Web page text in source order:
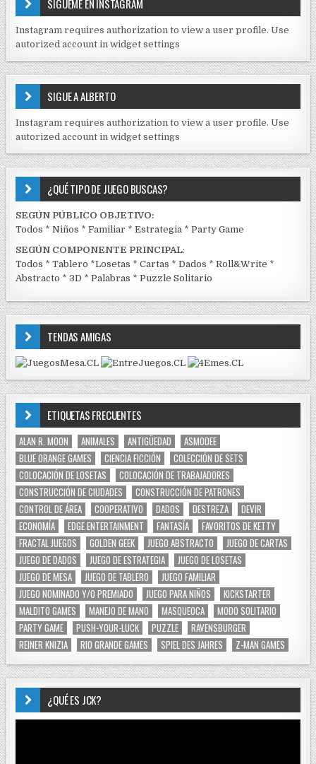
I
D
S
E
J
C
K
SÍGUEME EN INSTAGRAM
Instagram requires authorization to view a user profile. Use
autorized account in widget settings
SIGUE A ALBERTO
Instagram requires authorization to view a user profile. Use
autorized account in widget settings
¿QUÉ TIPO DE JUEGO BUSCAS?
SEGÚN PÚBLICO OBJETIVO:
Todos *Niños *Familiar *Estrategia *Party Game
SEGÚN COMPONENTE PRINCIPAL:
Todos *Tablero *Losetas *Cartas *Dados *Roll&Write *
Abstracto *3D *Palabras *Puzzle Solitario
TENDAS AMIGAS
ETIQUETAS FRECUENTES
ALAN R. MOON ANIMALES ANTIGÜEDAD
ASMODEE
BLUE ORANGE GAMES
CIENCIA FICCIÓN
COLECCIÓN DE SETS
COLOCACIÓN DE LOSETAS
COLOCACIÓN DE TRABAJADORES
CONSTRUCCIÓN DE CIUDADES
CONSTRUCCIÓN DE PATRONES
CONTROL DE ÁREA
COOPERATIVO DADOS DESTREZA
DEVIR
ECONOMÍA
EDGE ENTERTAINMENT FANTASÍA
FAVORITOS DE KETTY
FRACTAL JUEGOS
GOLDEN GEEK JUEGO ABSTRACTO
JUEGO DE CARTAS
JUEGO DE DADOS
JUEGO DE ESTRATEGIA
JUEGO DE LOSETAS
JUEGO DE MESA
JUEGO DE TABLERO
JUEGO FAMILIAR
JUEGO NOMINADO Y/O PREMIADO
JUEGO PARA NIÑOS
KICKSTARTER
MALDITO GAMES
MANEJO DE MANO MASQUEOCA
MODO SOLITARIO
PARTY GAME
PUSH-YOUR-LUCK PUZZLE
RAVENSBURGER
REINER KNIZIA
RIO GRANDE GAMES SPIEL DES JAHRES Z-MAN GAMES
¿QUÉ ES JCK?